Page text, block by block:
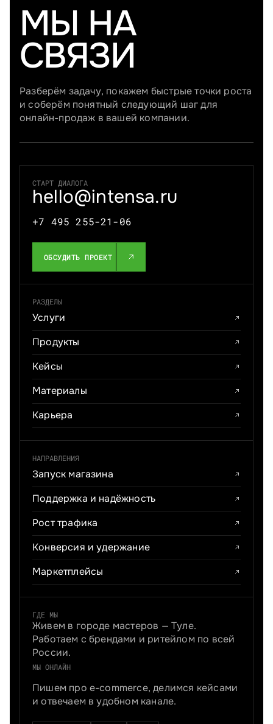
МЫ НА
СВЯЗИ
Разберём задачу, покажем быстрые точки роста
и соберём понятный следующий шаг для
онлайн-продаж в вашей компании.
СТАРТ ДИАЛОГА
hello@intensa.ru
+7 495 255-21-06
ОБСУДИТЬ ПРОЕКТ
РАЗДЕЛЫ
Услуги
Продукты
Кейсы
Материалы
Карьера
НАПРАВЛЕНИЯ
Запуск магазина
Поддержка и надёжность
Рост трафика
Конверсия и удержание
Маркетплейсы
ГДЕ МЫ
Живем в городе мастеров — Туле.
Работаем с брендами и ритейлом по всей
России.
МЫ ОНЛАЙН
Пишем про e-commerce, делимся кейсами
и отвечаем в удобном канале.